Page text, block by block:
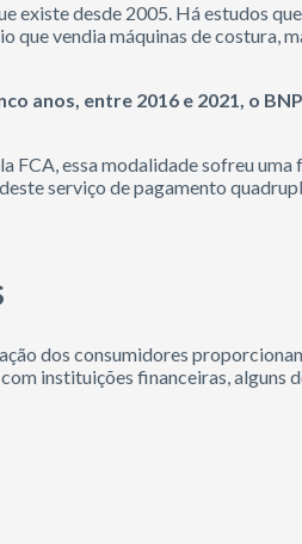
existe desde 2005. Há estudos
que vendia máquinas de costura,
anos, entre 2016 e 2021, o
FCA, essa modalidade sofreu
serviço de pagamento
dos consumidores
instituições financeiras, alguns